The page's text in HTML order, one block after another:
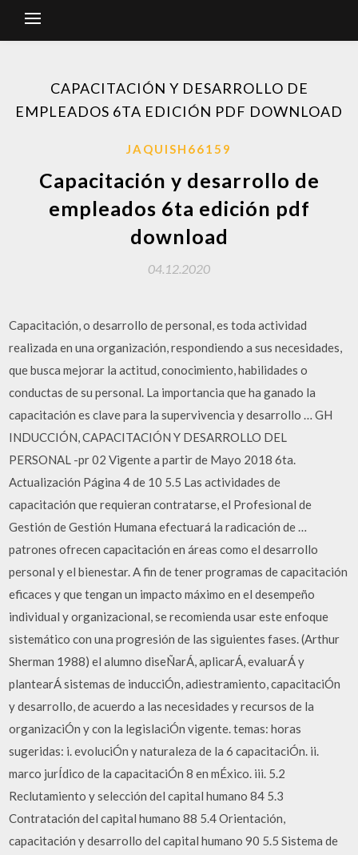
CAPACITACIÓN Y DESARROLLO DE
EMPLEADOS 6TA EDICIÓN PDF DOWNLOAD
JAQUISH66159
Capacitación y desarrollo de
empleados 6ta edición pdf
download
04.12.2020
Capacitación, o desarrollo de personal, es toda actividad
realizada en una organización, respondiendo a sus necesidades,
que busca mejorar la actitud, conocimiento, habilidades o
conductas de su personal. La importancia que ha ganado la
capacitación es clave para la supervivencia y desarrollo … GH
INDUCCIÓN, CAPACITACIÓN Y DESARROLLO DEL
PERSONAL -pr 02 Vigente a partir de Mayo 2018 6ta.
Actualización Página 4 de 10 5.5 Las actividades de
capacitación que requieran contratarse, el Profesional de
Gestión de Gestión Humana efectuará la radicación de …
patrones ofrecen capacitación en áreas como el desarrollo
personal y el bienestar. A fin de tener programas de capacitación
eficaces y que tengan un impacto máximo en el desempeño
individual y organizacional, se recomienda usar este enfoque
sistemático con una progresión de las siguientes fases. (Arthur
Sherman 1988) el alumno diseÑarÁ, aplicarÁ, evaluarÁ y
plantearÁ sistemas de inducciÓn, adiestramiento, capacitaciÓn
y desarrollo, de acuerdo a las necesidades y recursos de la
organizaciÓn y con la legislaciÓn vigente. temas: horas
sugeridas: i. evoluciÓn y naturaleza de la 6 capacitaciÓn. ii.
marco jurÍdico de la capacitaciÓn 8 en mÉxico. iii. 5.2
Reclutamiento y selección del capital humano 84 5.3
Contratación del capital humano 88 5.4 Orientación,
capacitación y desarrollo del capital humano 90 5.5 Sistema de